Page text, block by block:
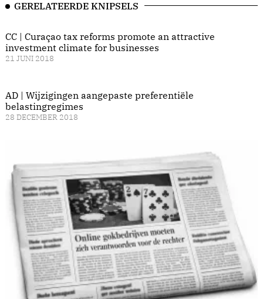
GERELATEERDE KNIPSELS
CC | Curaçao tax reforms promote an attractive
investment climate for businesses
21 JUNI 2018
AD | Wijzigingen aangepaste preferentiële
belastingregimes
28 DECEMBER 2018